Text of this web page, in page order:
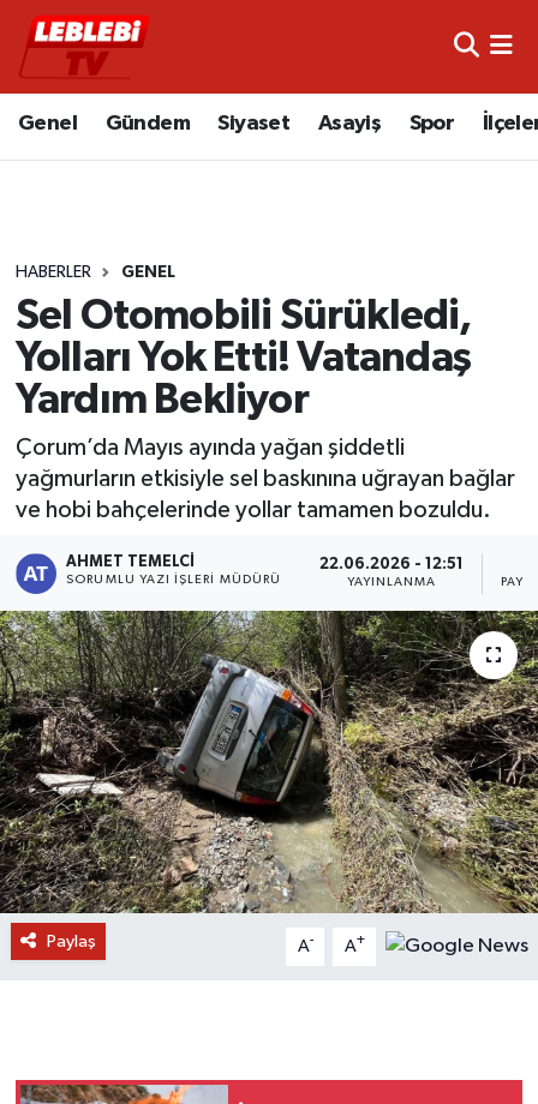
Genel Gündem Siyaset Asayiş Spor
HABERLER GENEL
Sel Otomobili Sürükledi,
Yolları Yok Etti! Vatandaş
Yardım Bekliyor
Çorum’da Mayıs ayında yağan şiddetli
yağmurların etkisiyle sel baskınına uğrayan bağlar
ve hobi bahçelerinde yollar tamamen bozuldu.
AHMET TEMELCI
SORUMLU YAZI İŞLERI MÜDÜRÜ
22.06.2026 - 12:51
YAYINLANMA
Paylaş A- A+
Hava Durumu
Süper Lig Puan Durumu ve Fikstür
Tüm Manşetler
Son Dakika Haberleri
Haber Arşivi